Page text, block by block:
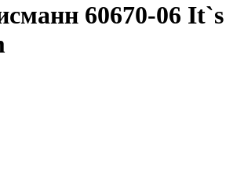
60670-06 It`s